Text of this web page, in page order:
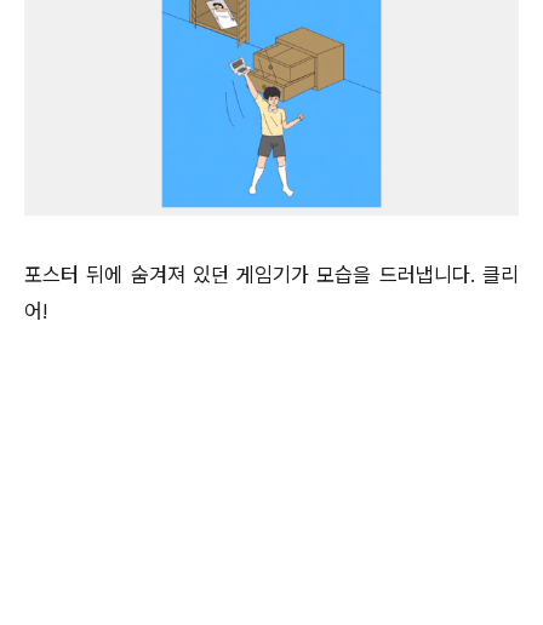
포스터 뒤에 숨겨져 있던 게임기가 모습을 드러냅니다. 클리
어!